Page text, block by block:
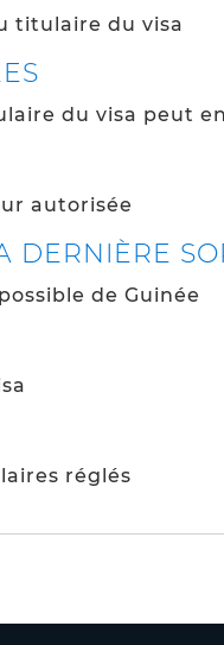
titulaire du visa
du visa peut
autorisée
DERNIÈRE
de Guinée
réglés